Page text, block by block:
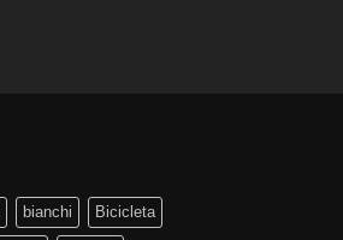
bianchi Bicicleta